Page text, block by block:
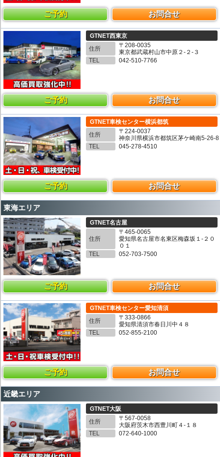
ご予約 お問合せ
GTNET西東京
住所
〒208-0035
東京都武蔵村山市中原２-２-３
TEL
042-510-7766
ご予約 お問合せ
GTNET車検センター横浜都筑
住所
〒224-0037
神奈川県横浜市都筑区茅ケ崎南5-26-8
TEL
045-278-4510
ご予約 お問合せ
東海エリア
GTNET名古屋
住所
〒465-0065
愛知県名古屋市名東区梅森坂１-２０
０１
TEL
052-703-7500
ご予約 お問合せ
GTNET車検センター愛知清須
住所
〒333-0866
愛知県清須市春日川中４８
TEL
052-855-2100
ご予約 お問合せ
近畿エリア
GTNET大阪
住所
〒567-0058
大阪府茨木市西豊川町４-１８
TEL
072-640-1000